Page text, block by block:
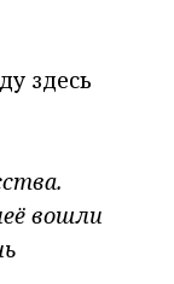
здесь
вошли